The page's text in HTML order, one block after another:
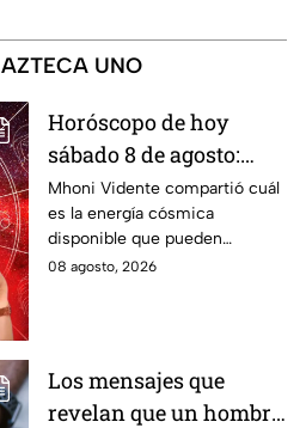
UNO
Horóscopo de hoy
sábado 8 de agosto:
estas son las
predicciones de Mhoni
Vidente
Mhoni Vidente compartió cuál
es la energía cósmica
disponible que pueden
aprovechar las personas de los
08 agosto, 2026
Los mensajes que
revelan que un hombre